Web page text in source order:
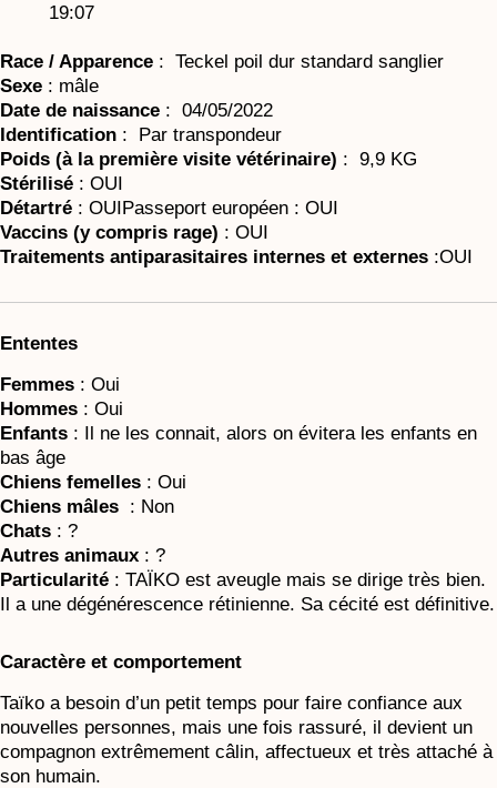
19:07
Race / Apparence : Teckel poil dur standard sanglier
Sexe : mâle
Date de naissance : 04/05/2022
Identification : Par transpondeur
Poids (à la première visite vétérinaire) : 9,9 KG
Stérilisé : OUI
Détartré : OUIPasseport européen : OUI
Vaccins (y compris rage) : OUI
Traitements antiparasitaires internes et externes :OUI
Ententes
Femmes : Oui
Hommes : Oui
Enfants : Il ne les connait, alors on évitera les enfants en
bas âge
Chiens femelles : Oui
Chiens mâles : Non
Chats : ?
Autres animaux : ?
Particularité : TAÏKO est aveugle mais se dirige très bien.
Il a une dégénérescence rétinienne. Sa cécité est définitive.
Caractère et comportement
Taïko a besoin d’un petit temps pour faire confiance aux
nouvelles personnes, mais une fois rassuré, il devient un
compagnon extrêmement câlin, affectueux et très attaché à
son humain.